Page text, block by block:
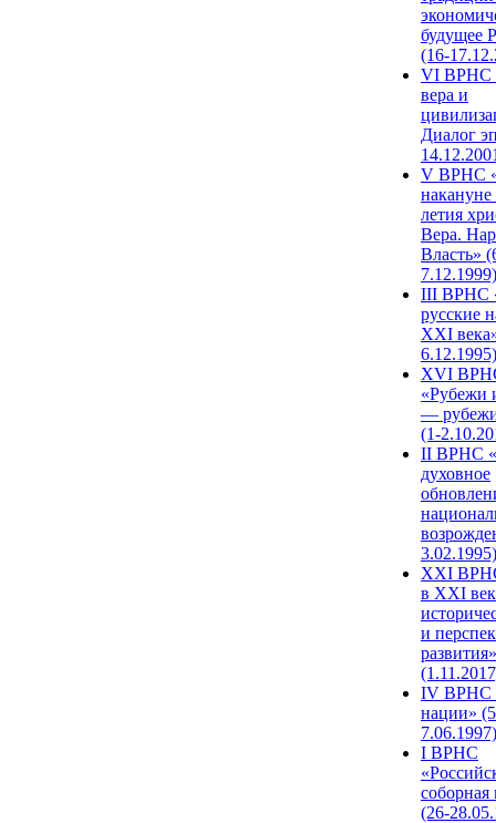
будущее
(16-
VI ВРНС
вера и
Диалог
V ВРНС
накануне
летия
Вера.
Власть»
7.12.1999)
III ВРНС
русские
XXI
6.12.1995)
XVI
«Рубежи
—
(1-
II ВРНС
духовное
3.02.1995)
XХI
в XXI
и
развития»
IV ВРНС
нации»
7.06.1997)
I ВРНС
(26-